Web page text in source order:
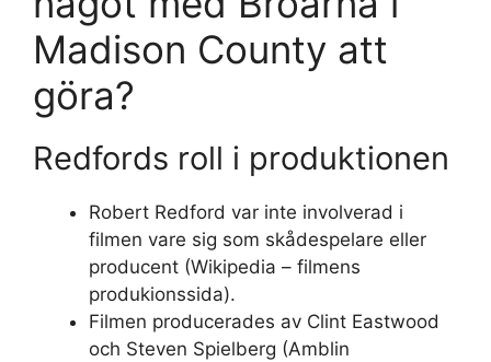
Madison County att
göra?
Redfords roll i produktionen
Robert Redford var inte involverad i
filmen vare sig som skådespelare eller
producent (Wikipedia – filmens
produkionssida).
Filmen producerades av Clint Eastwood
och Steven Spielberg (Amblin